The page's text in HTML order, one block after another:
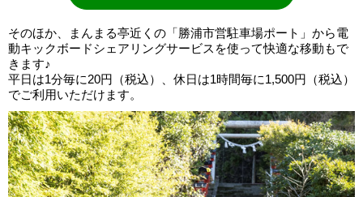
そのほか、まんまる亭近くの「勝浦市営駐車場ポート」から電
動キックボードシェアリングサービスを使って快適な移動もで
きます♪
平日は1分毎に20円（税込）、休日は1時間毎に1,500円（税込）
でご利用いただけます。